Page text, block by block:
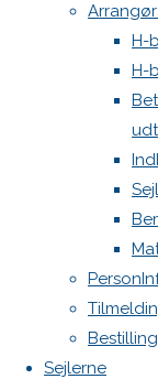
H-
H-
Sejlerne
Din e-
vil ikke
blive
Krævede
felter er
markeret
med*